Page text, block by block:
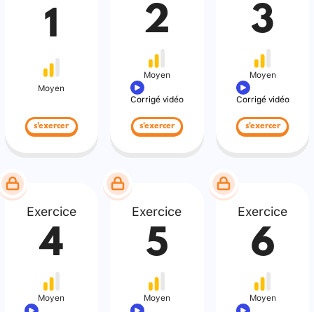
1
Moyen
s'exercer
2
Moyen
Corrigé vidéo
s'exercer
3
Moyen
Corrigé vidéo
s'exercer
Exercice
4
Moyen
Exercice
5
Moyen
Exercice
6
Moyen